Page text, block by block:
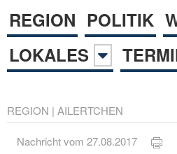
REGION POLITIK
LOKALES
REGION | AILERTCHEN
Nachricht vom 27.08.2017